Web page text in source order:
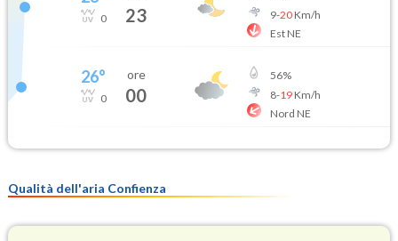
0 23
9-20Km/h
Est NE
26°
0
ore
00
56%
8-19Km/h
Nord NE
Qualità dell'aria Confienza